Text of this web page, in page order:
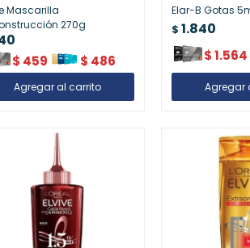
Mascarilla
270g
$ 459 $ 486
Elar-B Gotas
$ 1.840
$1.564